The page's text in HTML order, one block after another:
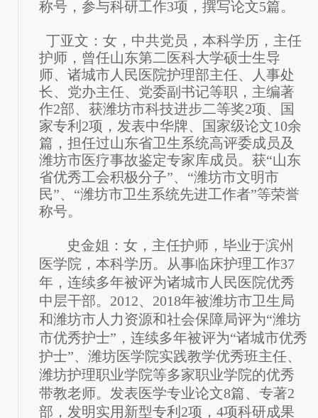
称号，参与科研工作3项，撰写论文5篇。
丁亚文：女，中共党员，本科学历，主任
护师，曾任山东第二医科大学硕士生导
师、诸城市人民医院护理部主任、人事处
长、党办主任、党委副书记等职，主编著
作2部、获潍坊市科技进步二等奖2项、国
家专利2项，发表中华牌、国家级论文10余
篇，担任过山东省卫生系统高评委成员及
潍坊市医疗事故鉴定专家库成员。获“山东
省优秀工会积极分子”、“潍坊市文明市
民”、“潍坊市卫生系统先进工作者”等荣誉
称号。
史金姐：女，主任护师，毕业于滨州
医学院，本科学历。从事临床护理工作37
年，连续多年被评为诸城市人民医院优秀
中层干部。2012、2018年被潍坊市卫生局
和潍坊市人力资源和社会保障局评为“潍坊
市优秀护士”，连续多年被评为“诸城市优秀
护士”、潍坊医学院实践教学优秀班主任、
潍坊护理职业学院等多家职业学院的优秀
带教老师。发表医学专业论文8篇、专著2
部，发明实用新型专利2项，4项科研成果